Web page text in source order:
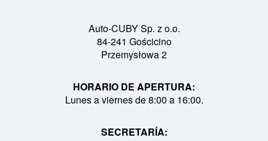
Auto-CUBY Sp. z o.o.
84-241 Gościcino
Przemysłowa 2
HORARIO DE APERTURA:
Lunes a viernes de 8:00 a 16:00.
SECRETARÍA: